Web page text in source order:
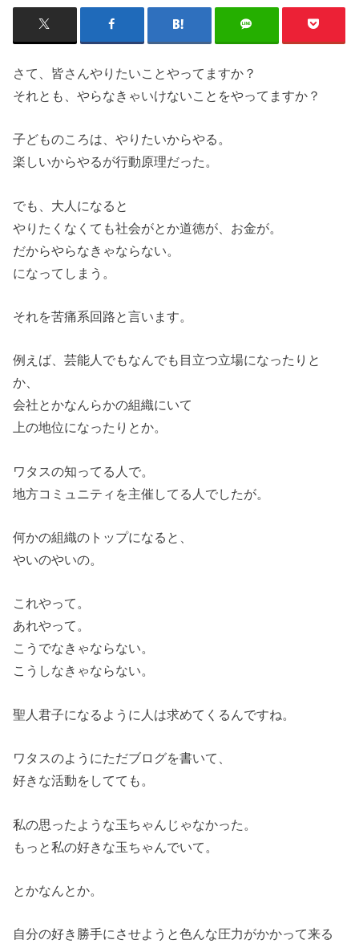
さて、皆さんやりたいことやってますか？
それとも、やらなきゃいけないことをやってますか？
子どものころは、やりたいからやる。
楽しいからやるが行動原理だった。
でも、大人になると
やりたくなくても社会がとか道徳が、お金が。
だからやらなきゃならない。
になってしまう。
それを苦痛系回路と言います。
例えば、芸能人でもなんでも目立つ立場になったりと
か、
会社とかなんらかの組織にいて
上の地位になったりとか。
ワタスの知ってる人で。
地方コミュニティを主催してる人でしたが。
何かの組織のトップになると、
やいのやいの。
これやって。
あれやって。
こうでなきゃならない。
こうしなきゃならない。
聖人君子になるように人は求めてくるんですね。
ワタスのようにただブログを書いて、
好きな活動をしてても。
私の思ったような玉ちゃんじゃなかった。
もっと私の好きな玉ちゃんでいて。
とかなんとか。
自分の好き勝手にさせようと色んな圧力がかかって来る